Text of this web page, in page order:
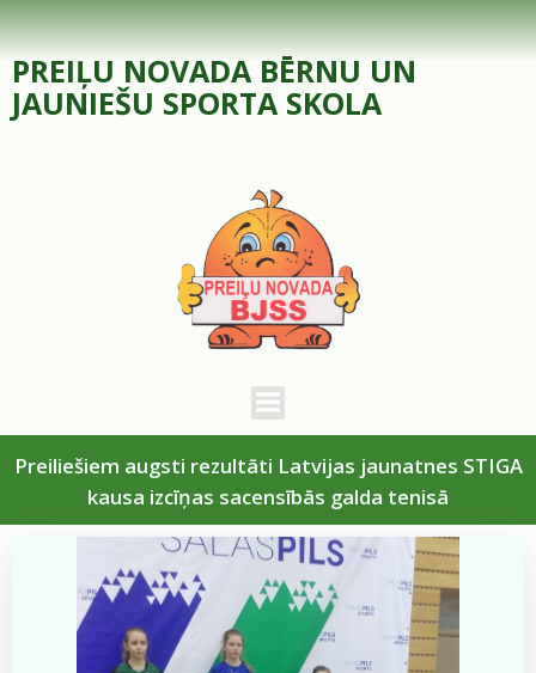
Skip
to
content
PREIĻU NOVADA BĒRNU UN
JAUNIEŠU SPORTA SKOLA
Preiliešiem augsti rezultāti Latvijas jaunatnes STIGA
kausa izcīņas sacensībās galda tenisā